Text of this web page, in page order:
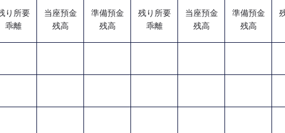
り所要
乖離
当座預金
残高
準備預金
残高
残り所要
乖離
当座預金
残高
準備預金
残高